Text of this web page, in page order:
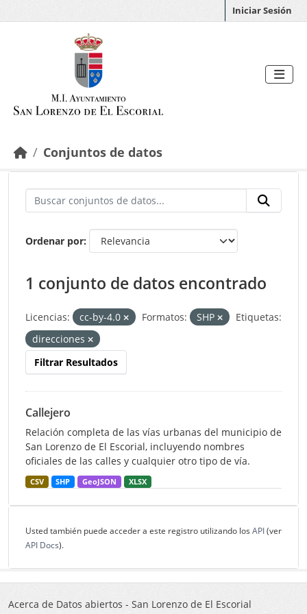
Iniciar Sesión
Conjuntos de datos
Ordenar por
1 conjunto de datos encontrado
Licencias: cc-by-4.0 Formatos: SHP
Etiquetas:
direcciones
Filtrar Resultados
Callejero
Relación completa de las vías urbanas del municipio de
San Lorenzo de El Escorial, incluyendo nombres
oficiales de las calles y cualquier otro tipo de vía.
CSV SHP GeoJSON XLSX
Usted también puede acceder a este registro utilizando los API(ver
API Docs).
Acerca de Datos abiertos - San Lorenzo de El Escorial